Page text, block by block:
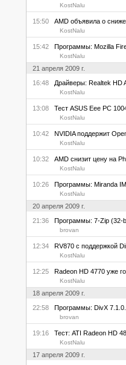
KostNalu
15:50 AMD объявила о
KostNalu
15:42 Программы: Mozilla
KostNalu
21 апреля 2009 г.
16:48 Драйверы: Realtek HD
KostNalu
13:08 Тест ASUS Eee PC
KostNalu
10:42 NVIDIA поддержит
KostNalu
10:32 AMD снизит цену на
KostNalu
10:26 Программы: Miranda
KostNalu
20 апреля 2009 г.
21:36 Программы: 7-Zip (32-
brovan
12:34 RV870 с поддержкой
KostNalu
12:25 Radeon HD 4770 уже
KostNalu
18 апреля 2009 г.
22:58 Программы: DivX
brovan
19:16 Тест: ATI Radeon HD
KostNalu
17 апреля 2009 г.